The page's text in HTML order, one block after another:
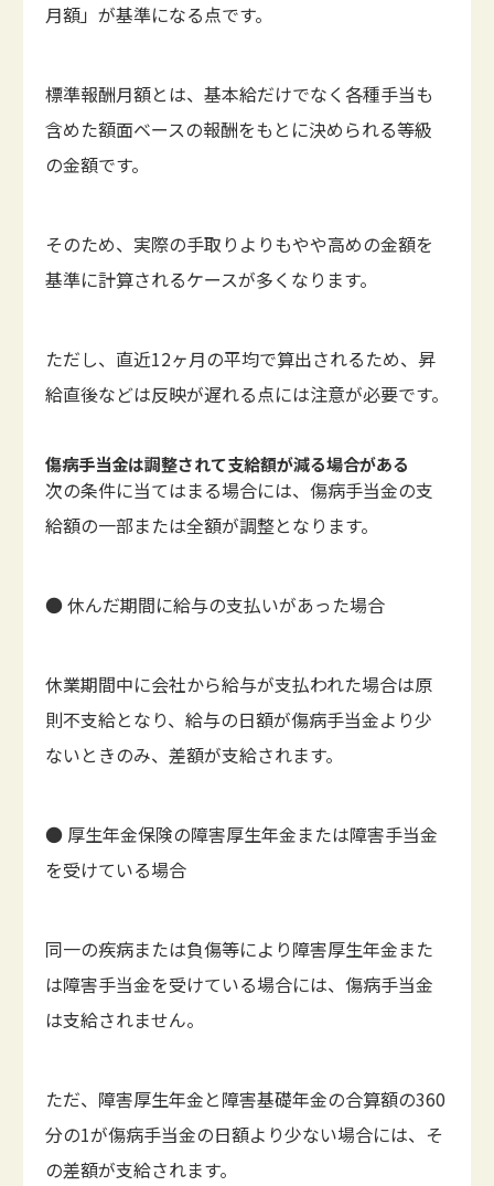
月額」が基準になる点です。
標準報酬月額とは、基本給だけでなく各種手当も
含めた額面ベースの報酬をもとに決められる等級
の金額です。
そのため、実際の手取りよりもやや高めの金額を
基準に計算されるケースが多くなります。
ただし、直近12ヶ月の平均で算出されるため、昇
給直後などは反映が遅れる点には注意が必要です。
傷病手当金は調整されて支給額が減る場合がある
次の条件に当てはまる場合には、傷病手当金の支
給額の一部または全額が調整となります。
● 休んだ期間に給与の支払いがあった場合
休業期間中に会社から給与が支払われた場合は原
則不支給となり、給与の日額が傷病手当金より少
ないときのみ、差額が支給されます。
● 厚生年金保険の障害厚生年金または障害手当金
を受けている場合
同一の疾病または負傷等により障害厚生年金また
は障害手当金を受けている場合には、傷病手当金
は支給されません。
ただ、障害厚生年金と障害基礎年金の合算額の360
分の1が傷病手当金の日額より少ない場合には、そ
の差額が支給されます。